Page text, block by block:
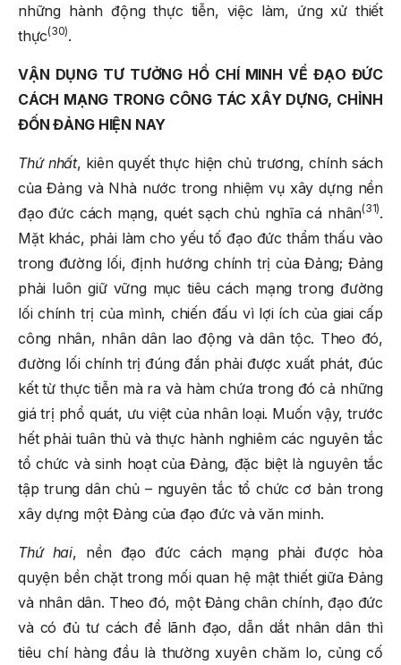
những hành động thực tiễn, việc làm, ứng xử thiết
thực(30).
VẬN DỤNG TƯ TƯỞNG HỒ CHÍ MINH VỀ ĐẠO ĐỨC
CÁCH MẠNG TRONG CÔNG TÁC XÂY DỰNG, CHỈNH
ĐỐN ĐẢNG HIỆN NAY
Thứ nhất, kiên quyết thực hiện chủ trương, chính sách
của Đảng và Nhà nước trong nhiệm vụ xây dựng nền
đạo đức cách mạng, quét sạch chủ nghĩa cá nhân(31).
Mặt khác, phải làm cho yếu tố đạo đức thẩm thấu vào
trong đường lối, định hướng chính trị của Đảng; Đảng
phải luôn giữ vững mục tiêu cách mạng trong đường
lối chính trị của mình, chiến đấu vì lợi ích của giai cấp
công nhân, nhân dân lao động và dân tộc. Theo đó,
đường lối chính trị đúng đắn phải được xuất phát, đúc
kết từ thực tiễn mà ra và hàm chứa trong đó cả những
giá trị phổ quát, ưu việt của nhân loại. Muốn vậy, trước
hết phải tuân thủ và thực hành nghiêm các nguyên tắc
tổ chức và sinh hoạt của Đảng, đặc biệt là nguyên tắc
tập trung dân chủ – nguyên tắc tổ chức cơ bản trong
xây dựng một Đảng của đạo đức và văn minh.
Thứ hai, nền đạo đức cách mạng phải được hòa
quyện bền chặt trong mối quan hệ mật thiết giữa Đảng
và nhân dân. Theo đó, một Đảng chân chính, đạo đức
và có đủ tư cách để lãnh đạo, dẫn dắt nhân dân thì
tiêu chí hàng đầu là thường xuyên chăm lo, củng cố